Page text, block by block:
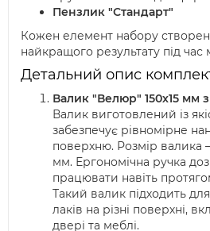
Пензлик "Стандарт"
Кожен елемент набору
найкращого результату під час
Детальний опис
Валик "Велюр" 150х15 мм
Валик виготовлений із
забезпечує рівномірне
поверхню. Розмір валика
мм. Ергономічна ручка
працювати навіть
Такий валик підходить
лаків на різні поверхні,
двері та меблі.